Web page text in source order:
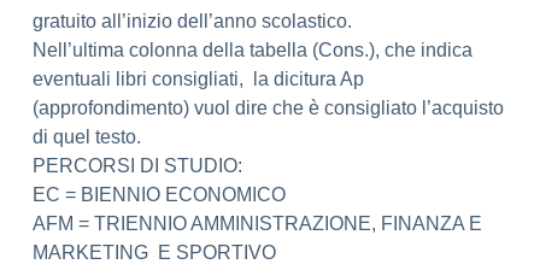
gratuito all’inizio dell’anno scolastico.
Nell’ultima colonna della tabella (Cons.), che indica
eventuali libri consigliati, la dicitura Ap
(approfondimento) vuol dire che è consigliato l’acquisto
di quel testo.
PERCORSI DI STUDIO:
EC = BIENNIO ECONOMICO
AFM = TRIENNIO AMMINISTRAZIONE, FINANZA E
MARKETING E SPORTIVO